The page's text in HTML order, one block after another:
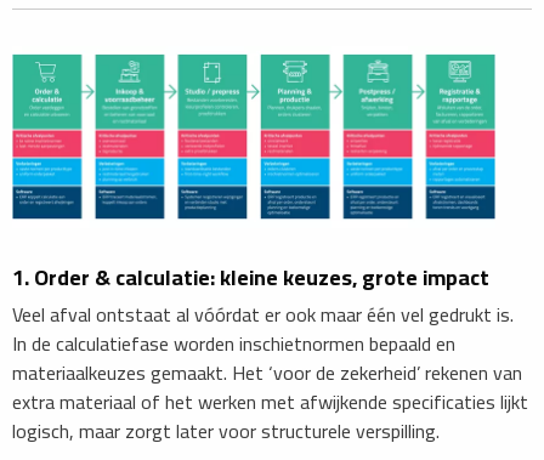
1. Order & calculatie: kleine keuzes, grote impact
Veel afval ontstaat al vóórdat er ook maar één vel gedrukt is.
In de calculatiefase worden inschietnormen bepaald en
materiaalkeuzes gemaakt. Het ‘voor de zekerheid’ rekenen van
extra materiaal of het werken met afwijkende specificaties lijkt
logisch, maar zorgt later voor structurele verspilling.